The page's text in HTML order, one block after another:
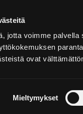
jotta voimme
ovat
Mieltymykset